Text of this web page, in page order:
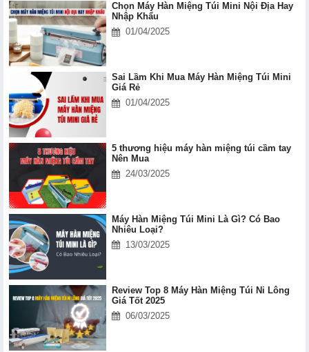
Chọn Máy Hàn Miệng Túi Mini Nội Địa Hay
Nhập Khẩu
01/04/2025
Sai Lầm Khi Mua Máy Hàn Miệng Túi Mini
Giá Rẻ
01/04/2025
5 thương hiệu máy hàn miệng túi cầm tay
Nên Mua
24/03/2025
Máy Hàn Miệng Túi Mini Là Gì? Có Bao
Nhiêu Loại?
13/03/2025
Review Top 8 Máy Hàn Miệng Túi Ni Lông
Giá Tốt 2025
06/03/2025